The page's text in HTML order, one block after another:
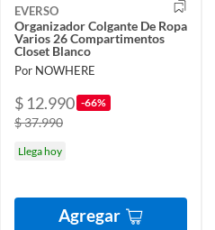
EVERSO
Organizador Colgante De Ropa
Varios 26 Compartimentos
Closet Blanco
Por NOWHERE
$ 12.990 -66%
$ 37.990
Llega hoy
Agregar